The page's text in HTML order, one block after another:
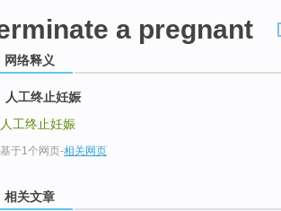
a pregnant
网络释义
人工终止妊娠
人工终止妊娠
基于1个网页-相关网页
相关文章